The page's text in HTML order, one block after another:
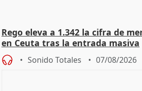
Rego eleva a 1.342 la cifra de
en Ceuta tras la entrada masiva
Sonido Totales 07/08/2026